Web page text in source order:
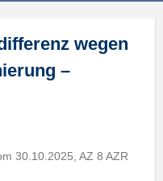
wegen
–
30.10.2025, AZ 8 AZR